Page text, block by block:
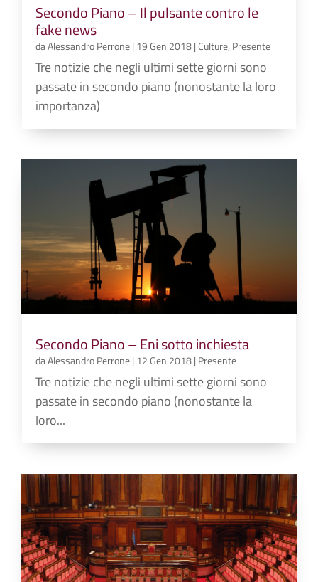
Secondo Piano – Il pulsante contro le
fake news
daAlessandro Perrone| 19 Gen 2018|Culture, Presente
Tre notizie che negli ultimi sette giorni sono
passate in secondo piano (nonostante la loro
importanza)
Secondo Piano – Eni sotto inchiesta
daAlessandro Perrone| 12 Gen 2018| Presente
Tre notizie che negli ultimi sette giorni sono
passate in secondo piano (nonostante la
loro...